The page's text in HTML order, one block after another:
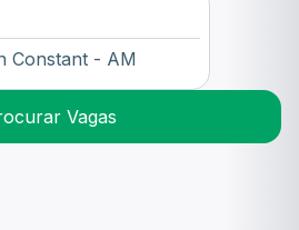
Vagas